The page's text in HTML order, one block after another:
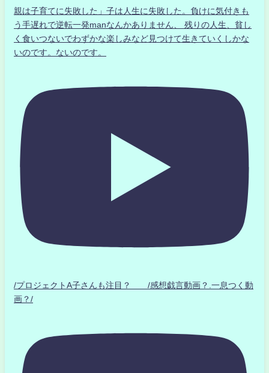
親は子育てに失敗した」子は人生に失敗した。負けに気付きも
う手遅れで逆転一発manなんかありません、 残りの人生、貧し
く食いつないでわずかな楽しみなど見つけて生きていくしかな
いのです。ないのです。
/プロジェクトA子さんも注目？ /感想戯言動画？.一息つく動
画？/